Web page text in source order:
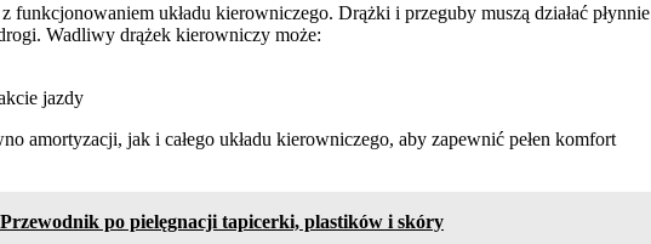
funkcjonowaniem układu kierowniczego. Drążki i przeguby muszą działać płynnie
Wadliwy drążek kierowniczy może:
jazdy
amortyzacji, jak i całego układu kierowniczego, aby zapewnić pełen komfort
po pielęgnacji tapicerki, plastików i skóry